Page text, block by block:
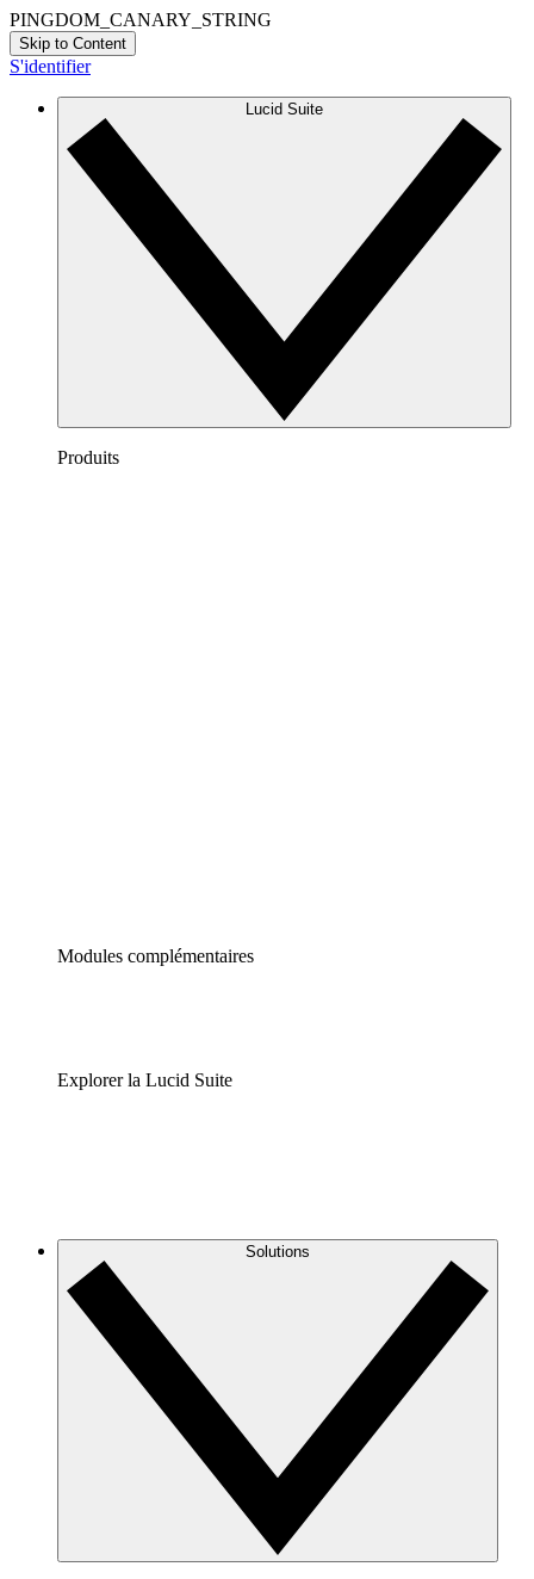
PINGDOM_CANARY_STRING
Skip to Content
S'identifier
Lucid Suite
Produits
Modules complémentaires
Explorer la Lucid Suite
Solutions